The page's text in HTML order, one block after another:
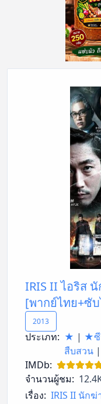
IRIS II ไอริส
[พากย์ไทย+ซั
2013
ประเภท: ★ | ★ซี
สืบสวน |
IMDb:
จำนวนผู้ชม:
เรื่อง: IRIS II นักฆ่